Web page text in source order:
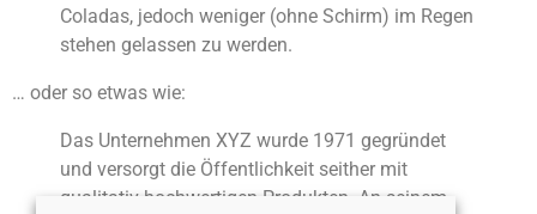
Coladas, jedoch weniger (ohne Schirm) im Regen
stehen gelassen zu werden.
… oder so etwas wie:
Das Unternehmen XYZ wurde 1971 gegründet
und versorgt die Öffentlichkeit seither mit
qualitativ hochwertigen Produkten. An seinem